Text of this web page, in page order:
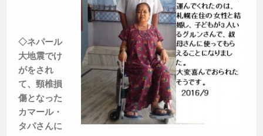
◇ネパール
大地震でけ
がをされ
て、頸椎損
傷となった
カマール・
タパさんに